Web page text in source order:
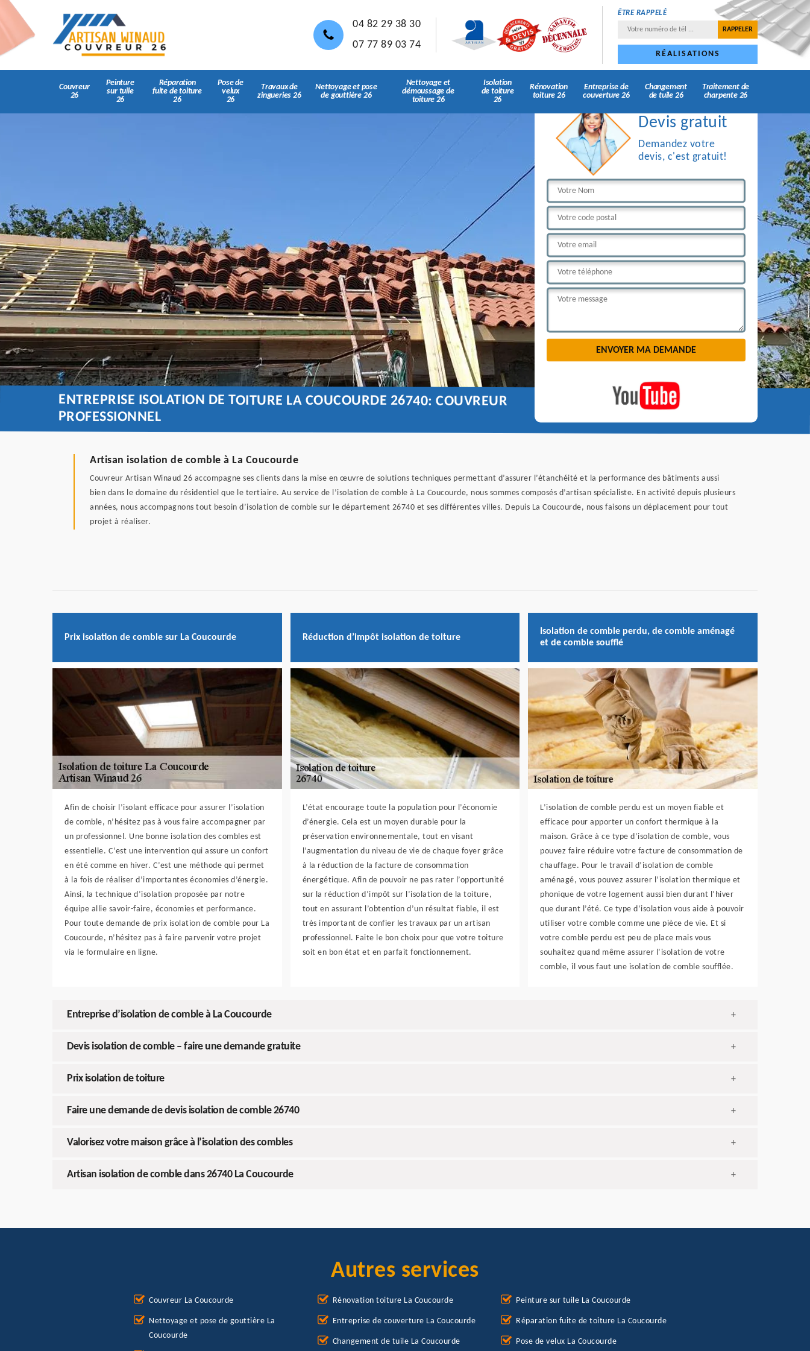
04 82 29 38 30
07 77 89 03 74
ÊTRE RAPPELÉ
RÉALISATIONS
Couvreur
26
Peinture
sur tuile
26
Réparation
fuite de toiture
26
Pose de
velux
26
Travaux de
zingueries 26
Nettoyage et pose
de gouttière 26
Nettoyage et
démoussage de
toiture 26
Isolation
de toiture
26
Rénovation
toiture 26
Entreprise de
couverture 26
Changement
de tuile 26
Traitement de
charpente 26
Devis gratuit
Demandez votre
devis, c'est gratuit!
ENTREPRISE ISOLATION DE TOITURE LA COUCOURDE 26740: COUVREUR
PROFESSIONNEL
Artisan isolation de comble à La Coucourde
Couvreur Artisan Winaud 26 accompagne ses clients dans la mise en œuvre de solutions techniques permettant d’assurer l’étanchéité et la performance des bâtiments aussi
bien dans le domaine du résidentiel que le tertiaire. Au service de l’isolation de comble à La Coucourde, nous sommes composés d’artisan spécialiste. En activité depuis plusieurs
années, nous accompagnons tout besoin d’isolation de comble sur le département 26740 et ses différentes villes. Depuis La Coucourde, nous faisons un déplacement pour tout
projet à réaliser.
Prix isolation de comble sur La Coucourde
Afin de choisir l’isolant efficace pour assurer l’isolation
de comble, n’hésitez pas à vous faire accompagner par
un professionnel. Une bonne isolation des combles est
essentielle. C’est une intervention qui assure un confort
en été comme en hiver. C’est une méthode qui permet
à la fois de réaliser d’importantes économies d’énergie.
Ainsi, la technique d’isolation proposée par notre
équipe allie savoir-faire, économies et performance.
Pour toute demande de prix isolation de comble pour La
Coucourde, n’hésitez pas à faire parvenir votre projet
via le formulaire en ligne.
Réduction d’impôt isolation de toiture
L’état encourage toute la population pour l’économie
d’énergie. Cela est un moyen durable pour la
préservation environnementale, tout en visant
l’augmentation du niveau de vie de chaque foyer grâce
à la réduction de la facture de consommation
énergétique. Afin de pouvoir ne pas rater l’opportunité
sur la réduction d’impôt sur l’isolation de la toiture,
tout en assurant l’obtention d’un résultat fiable, il est
très important de confier les travaux par un artisan
professionnel. Faite le bon choix pour que votre toiture
soit en bon état et en parfait fonctionnement.
Isolation de comble perdu, de comble aménagé
et de comble soufflé
L’isolation de comble perdu est un moyen fiable et
efficace pour apporter un confort thermique à la
maison. Grâce à ce type d’isolation de comble, vous
pouvez faire réduire votre facture de consommation de
chauffage. Pour le travail d’isolation de comble
aménagé, vous pouvez assurer l’isolation thermique et
phonique de votre logement aussi bien durant l’hiver
que durant l’été. Ce type d’isolation vous aide à pouvoir
utiliser votre comble comme une pièce de vie. Et si
votre comble perdu est peu de place mais vous
souhaitez quand même assurer l’isolation de votre
comble, il vous faut une isolation de comble soufflée.
Entreprise d’isolation de comble à La Coucourde +
Devis isolation de comble – faire une demande gratuite +
Prix isolation de toiture +
Faire une demande de devis isolation de comble 26740 +
Valorisez votre maison grâce à l’isolation des combles +
Artisan isolation de comble dans 26740 La Coucourde +
Autres services
Couvreur La Coucourde
Nettoyage et pose de gouttière La
Coucourde
Rénovation toiture La Coucourde
Entreprise de couverture La Coucourde
Changement de tuile La Coucourde
Peinture sur tuile La Coucourde
Réparation fuite de toiture La Coucourde
Pose de velux La Coucourde